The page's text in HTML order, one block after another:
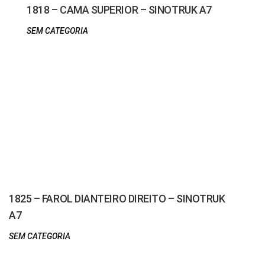
1818 – CAMA SUPERIOR – SINOTRUK A7
SEM CATEGORIA
1825 – FAROL DIANTEIRO DIREITO – SINOTRUK
A7
SEM CATEGORIA